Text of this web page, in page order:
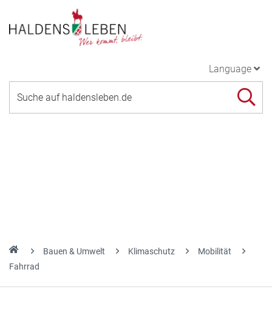
Language
Bauen & Umwelt Klimaschutz
Mobilität
Fahrrad